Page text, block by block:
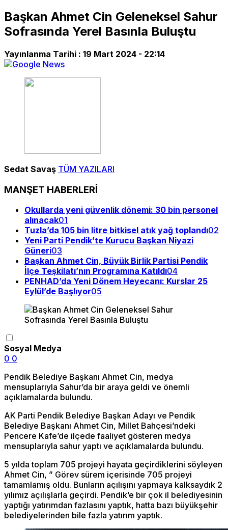
Başkan Ahmet Cin Geleneksel Sahur
Sofrasında Yerel Basınla Buluştu
Yayınlanma Tarihi : 19 Mart 2024 - 22:14
Sedat Savaş TÜM YAZILARI
MANŞET HABERLERİ
Okullarda yeni güvenlik dönemi: 30 bin personel
alınacak01
Tuzla’da 105 bin litre bitkisel atık yağ toplandı02
Yeni Parti Pendik’te Kurucu Başkan Niyazi
Güneri03
Başkan Ahmet Cin, Büyük Birlik Partisi Pendik
İlçe Teşkilatı’nın Programına Katıldı04
PENHAD’da Yeni Dönem Heyecanı: Kurslar 25
Eylül’de Başlıyor05
Sosyal Medya
0 0
Pendik Belediye Başkanı Ahmet Cin, medya
mensuplarıyla Sahur’da bir araya geldi ve önemli
açıklamalarda bulundu.
AK Parti Pendik Belediye Başkan Adayı ve Pendik
Belediye Başkanı Ahmet Cin, Millet Bahçesi’ndeki
Pencere Kafe’de ilçede faaliyet gösteren medya
mensuplarıyla sahur yaptı ve açıklamalarda bulundu.
5 yılda toplam 705 projeyi hayata geçirdiklerini söyleyen
Ahmet Cin, ” Görev sürem içerisinde 705 projeyi
tamamlamış oldu. Bunların açılışını yapmaya kalksaydık 2
yılımız açılışlarla geçirdi. Pendik’e bir çok il belediyesinin
yaptığı yatırımdan fazlasını yaptık, hatta bazı büyükşehir
belediyelerinden bile fazla yatırım yaptık.